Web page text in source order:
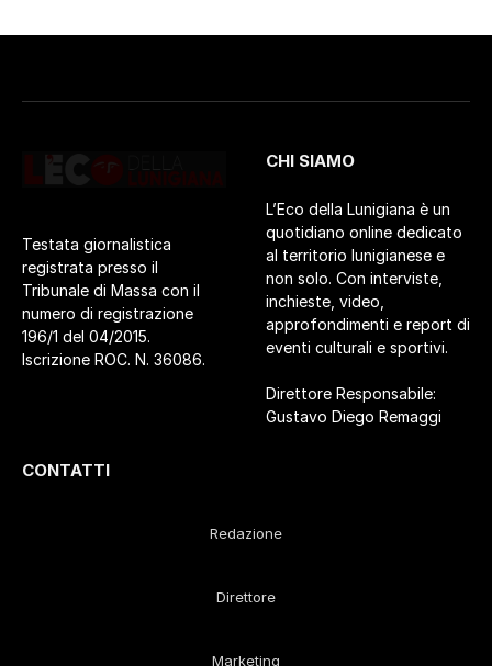
Testata giornalistica
registrata presso il
Tribunale di Massa con il
numero di registrazione
196/1 del 04/2015.
Iscrizione ROC. N. 36086.
CHI SIAMO
L’Eco della Lunigiana è un
quotidiano online dedicato
al territorio lunigianese e
non solo. Con interviste,
inchieste, video,
approfondimenti e report di
eventi culturali e sportivi.
Direttore Responsabile:
Gustavo Diego Remaggi
CONTATTI
Redazione
Direttore
Marketing